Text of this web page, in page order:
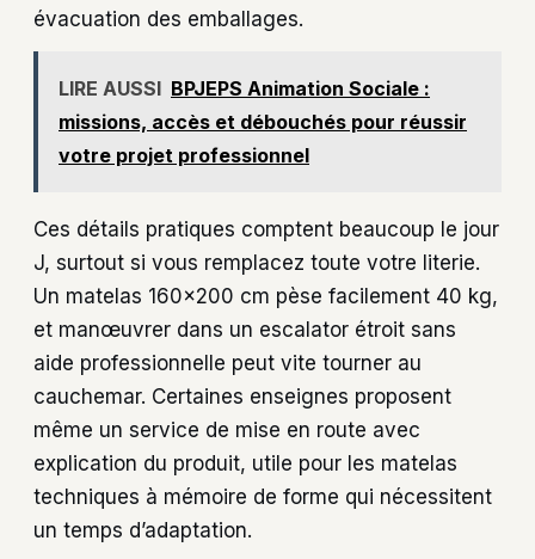
évacuation des emballages.
LIRE AUSSI BPJEPS Animation Sociale :
missions, accès et débouchés pour réussir
votre projet professionnel
Ces détails pratiques comptent beaucoup le jour
J, surtout si vous remplacez toute votre literie.
Un matelas 160×200 cm pèse facilement 40 kg,
et manœuvrer dans un escalator étroit sans
aide professionnelle peut vite tourner au
cauchemar. Certaines enseignes proposent
même un service de mise en route avec
explication du produit, utile pour les matelas
techniques à mémoire de forme qui nécessitent
un temps d’adaptation.